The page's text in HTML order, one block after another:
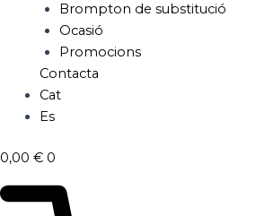
Brompton de substitució
Ocasió
Promocions
Contacta
Cat
Es
0,00 € 0